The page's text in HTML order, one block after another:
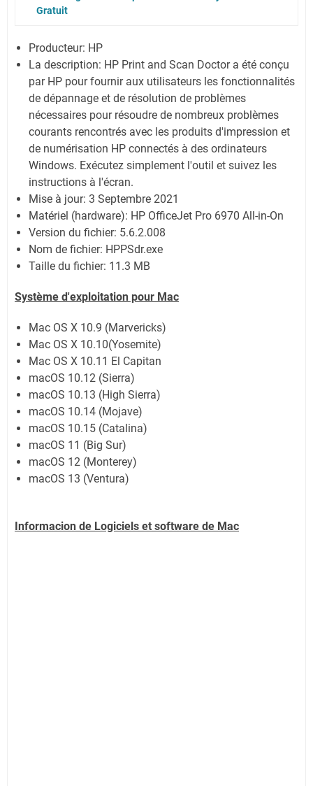
Gratuit
Producteur: HP
La description: HP Print and Scan Doctor a été conçu
par HP pour fournir aux utilisateurs les fonctionnalités
de dépannage et de résolution de problèmes
nécessaires pour résoudre de nombreux problèmes
courants rencontrés avec les produits d'impression et
de numérisation HP connectés à des ordinateurs
Windows. Exécutez simplement l'outil et suivez les
instructions à l'écran.
Mise à jour: 3 Septembre 2021
Matériel (hardware): HP OfficeJet Pro 6970 All-in-On
Version du fichier: 5.6.2.008
Nom de fichier: HPPSdr.exe
Taille du fichier: 11.3 MB
Système d'exploitation pour Mac
Mac OS X 10.9 (Marvericks)
Mac OS X 10.10(Yosemite)
Mac OS X 10.11 El Capitan
macOS 10.12 (Sierra)
macOS 10.13 (High Sierra)
macOS 10.14 (Mojave)
macOS 10.15 (Catalina)
macOS 11 (Big Sur)
macOS 12 (Monterey)
macOS 13 (Ventura)
Informacion de Logiciels et software de Mac